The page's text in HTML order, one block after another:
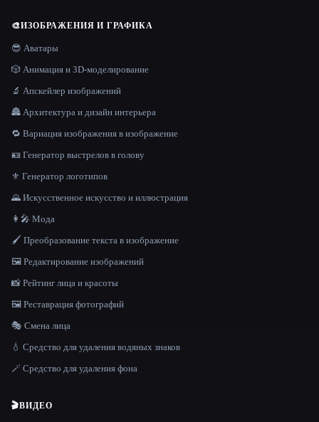
🎨ИЗОБРАЖЕНИЯ И ГРАФИКА
😎 Аватары
🎲 Анимация и 3D-моделирование
🔬 Апскейлер изображений
🏯 Архитектура и дизайн интерьера
🔁 Вариация изображения в изображение
🪪 Генератор выстрелов в голову
⚜️ Генератор логотипов
🌄 Искусственное искусство и иллюстрация
👩‍🎤 Мода
🖌️ Преобразование текста в изображение
🖼️ Редактирование изображений
📸 Рейтинг лица и красоты
🖼️ Реставрация фотографий
🎭 Смена лица
💧 Средство для удаления водяных знаков
🪄 Средство для удаления фона
🎬ВИДЕО